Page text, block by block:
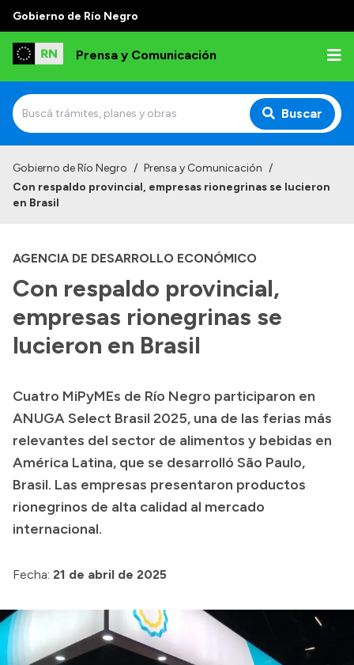
Gobierno de Río Negro
Prensa y Comunicación
Buscar
Institucional
Referentes de prensa
Archivo de noticias
Transparencia
Boletín Oficial
Compras y licitaciones
Consulta de expedientes
Consulta de pago a proveedores
Convocatorias
Intranet
Gobierno de Río Negro / Prensa y Comunicación /
Con respaldo provincial, empresas rionegrinas se lucieron
en Brasil
AGENCIA DE DESARROLLO ECONÓMICO
Con respaldo provincial,
empresas rionegrinas se
lucieron en Brasil
Cuatro MiPyMEs de Río Negro participaron en
ANUGA Select Brasil 2025, una de las ferias más
relevantes del sector de alimentos y bebidas en
América Latina, que se desarrolló São Paulo,
Brasil. Las empresas presentaron productos
rionegrinos de alta calidad al mercado
internacional.
Fecha: 21 de abril de 2025